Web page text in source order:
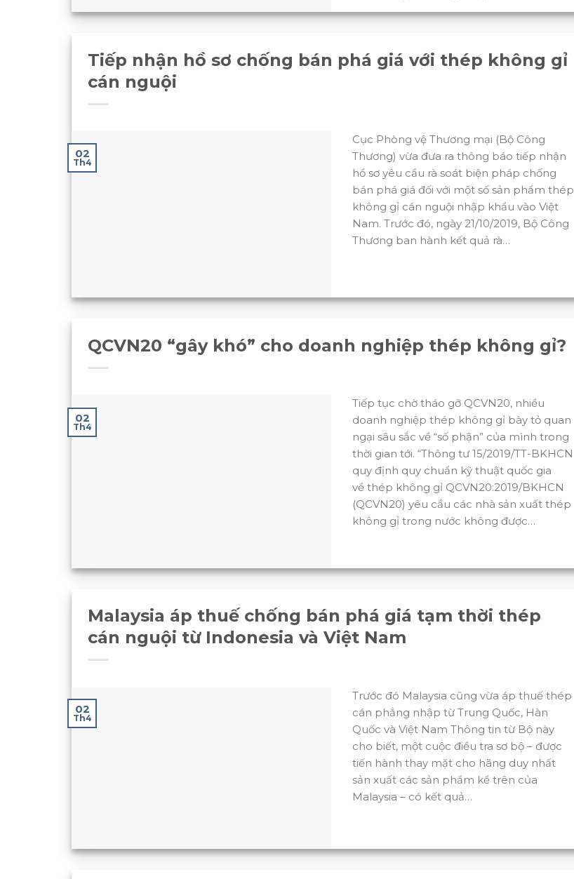
Tiếp nhận hồ sơ chống bán phá giá với thép không gỉ
cán nguội
02
Th4
Cục Phòng vệ Thương mại (Bộ Công
Thương) vừa đưa ra thông báo tiếp nhận
hồ sơ yêu cầu rà soát biện pháp chống
bán phá giá đối với một số sản phẩm thép
không gỉ cán nguội nhập khẩu vào Việt
Nam. Trước đó, ngày 21/10/2019, Bộ Công
Thương ban hành kết quả rà…
QCVN20 “gây khó” cho doanh nghiệp thép không gỉ?
02
Th4
Tiếp tục chờ tháo gỡ QCVN20, nhiều
doanh nghiệp thép không gỉ bày tỏ quan
ngại sâu sắc về “số phận” của mình trong
thời gian tới. “Thông tư 15/2019/TT-BKHCN
quy định quy chuẩn kỹ thuật quốc gia
về thép không gỉ QCVN20:2019/BKHCN
(QCVN20) yêu cầu các nhà sản xuất thép
không gỉ trong nước không được…
Malaysia áp thuế chống bán phá giá tạm thời thép
cán nguội từ Indonesia và Việt Nam
02
Th4
Trước đó Malaysia cũng vừa áp thuế thép
cán phẳng nhập từ Trung Quốc, Hàn
Quốc và Việt Nam Thông tin từ Bộ này
cho biết, một cuộc điều tra sơ bộ – được
tiến hành thay mặt cho hãng duy nhất
sản xuất các sản phẩm kể trên của
Malaysia – có kết quả…